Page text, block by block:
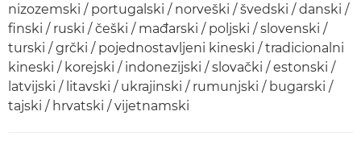
nizozemski / portugalski / norveški / švedski / danski /
finski / ruski / češki / mađarski / poljski / slovenski /
turski / grčki / pojednostavljeni kineski / tradicionalni
kineski / korejski / indonezijski / slovački / estonski /
latvijski / litavski / ukrajinski / rumunjski / bugarski /
tajski / hrvatski / vijetnamski